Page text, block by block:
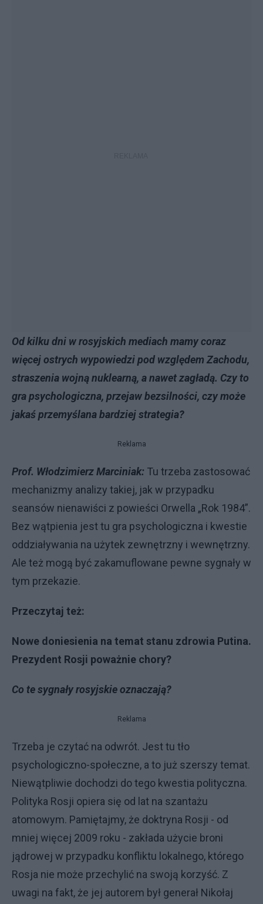
Od kilku dni w rosyjskich mediach mamy coraz
więcej ostrych wypowiedzi pod względem Zachodu,
straszenia wojną nuklearną, a nawet zagładą. Czy to
gra psychologiczna, przejaw bezsilności, czy może
jakaś przemyślana bardziej strategia?
Reklama
Prof. Włodzimierz Marciniak: Tu trzeba zastosować
mechanizmy analizy takiej, jak w przypadku
seansów nienawiści z powieści Orwella „Rok 1984”.
Bez wątpienia jest tu gra psychologiczna i kwestie
oddziaływania na użytek zewnętrzny i wewnętrzny.
Ale też mogą być zakamuflowane pewne sygnały w
tym przekazie.
Przeczytaj też:
Nowe doniesienia na temat stanu zdrowia Putina.
Prezydent Rosji poważnie chory?
Co te sygnały rosyjskie oznaczają?
Reklama
Trzeba je czytać na odwrót. Jest tu tło
psychologiczno-społeczne, a to już szerszy temat.
Niewątpliwie dochodzi do tego kwestia polityczna.
Polityka Rosji opiera się od lat na szantażu
atomowym. Pamiętajmy, że doktryna Rosji - od
mniej więcej 2009 roku - zakłada użycie broni
jądrowej w przypadku konfliktu lokalnego, którego
Rosja nie może przechylić na swoją korzyść. Z
uwagi na fakt, że jej autorem był generał Nikołaj